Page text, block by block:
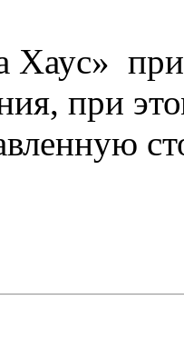
Хаус»
при